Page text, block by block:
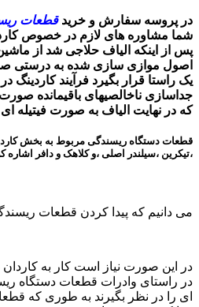
در پروسه سفارش و خریدقطعات
شما مشاوره های لازم در خصوص
پس از اینکه الیاف حلاجی شد از
اصول موازی سازی شده به درستی
یک راستا قرار بگیرد فرآیند کاردینگ
جداسازی ناخالصیهای باقیمانده
که در نهایت الیاف به صورت فیتیله
قطعات دستگاه ریسندگی مربوط به بخش
،تیکرین ،سیلندر اصلی ،و کلاهک و دافر اشاره
می دانیم که پیدا کردن قطعات
در این صورت نیاز است کار به
در راستای وادرات قطعات دستگاه
ای را در نظر بگیرند به طوری که